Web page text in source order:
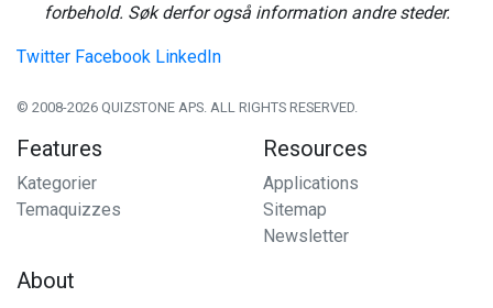
forbehold. Søk derfor også information andre steder.
Twitter Facebook LinkedIn
© 2008-2026 QUIZSTONE APS. ALL RIGHTS RESERVED.
Features
Kategorier
Temaquizzes
Resources
Applications
Sitemap
Newsletter
About